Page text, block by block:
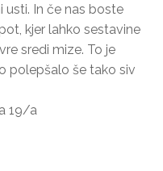
usti. In če nas boste
kjer lahko sestavine
sredi mize. To je
polepšalo še tako siv
19/a